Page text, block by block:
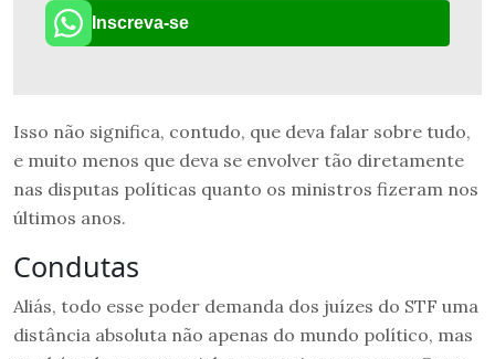
Inscreva-se
Isso não significa, contudo, que deva falar sobre tudo,
e muito menos que deva se envolver tão diretamente
nas disputas políticas quanto os ministros fizeram nos
últimos anos.
Condutas
Aliás, todo esse poder demanda dos juízes do STF uma
distância absoluta não apenas do mundo político, mas